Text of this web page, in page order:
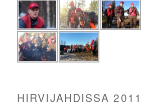
HIRVIJAHDISSA 2011